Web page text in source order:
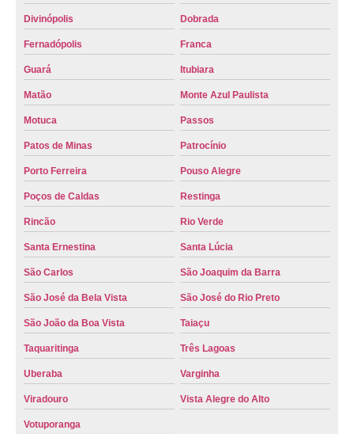
Divinópolis Dobrada
Fernadópolis Franca
Guará Itubiara
Matão Monte Azul Paulista
Motuca Passos
Patos de Minas Patrocínio
Porto Ferreira Pouso Alegre
Poços de Caldas Restinga
Rincão Rio Verde
Santa Ernestina Santa Lúcia
São Carlos São Joaquim da Barra
São José da Bela Vista São José do Rio Preto
São João da Boa Vista Taiaçu
Taquaritinga Três Lagoas
Uberaba Varginha
Viradouro Vista Alegre do Alto
Votuporanga